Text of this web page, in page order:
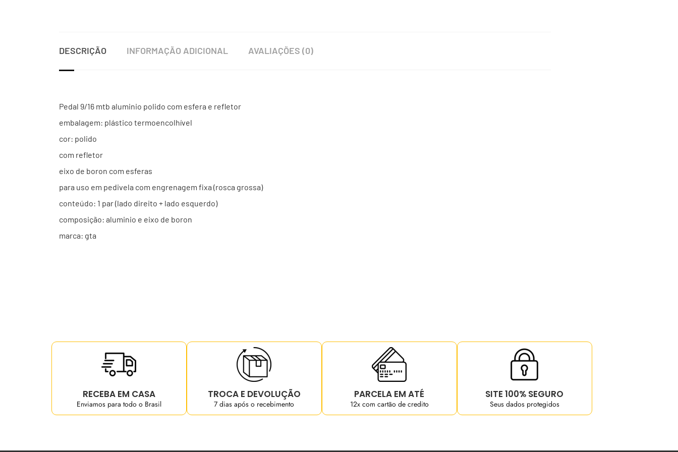
DESCRIÇÃO INFORMAÇÃO ADICIONAL AVALIAÇÕES (0)
Pedal 9/16 mtb aluminio polido com esfera e refletor
embalagem: plástico termoencolhível
cor: polido
com refletor
eixo de boron com esferas
para uso em pedivela com engrenagem fixa (rosca grossa)
conteúdo: 1 par (lado direito + lado esquerdo)
composição: aluminio e eixo de boron
marca: gta
RECEBA EM CASA
Enviamos para todo o Brasil
TROCA E DEVOLUÇÃO
7 dias após o recebimento
PARCELA EM ATÉ
12x com cartão de credito
SITE 100% SEGURO
Seus dados protegidos